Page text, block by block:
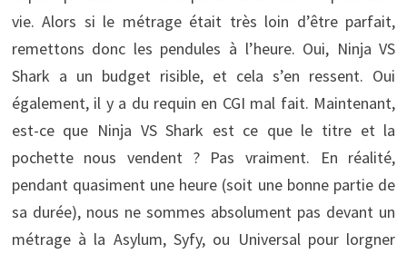
vie. Alors si le métrage était très loin d’être parfait,
remettons donc les pendules à l’heure. Oui, Ninja VS
Shark a un budget risible, et cela s’en ressent. Oui
également, il y a du requin en CGI mal fait. Maintenant,
est-ce que Ninja VS Shark est ce que le titre et la
pochette nous vendent ? Pas vraiment. En réalité,
pendant quasiment une heure (soit une bonne partie de
sa durée), nous ne sommes absolument pas devant un
métrage à la Asylum, Syfy, ou Universal pour lorgner